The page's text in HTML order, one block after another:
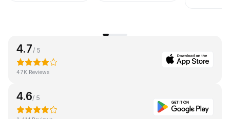
4.7/ 5
47K Reviews
4.6/ 5